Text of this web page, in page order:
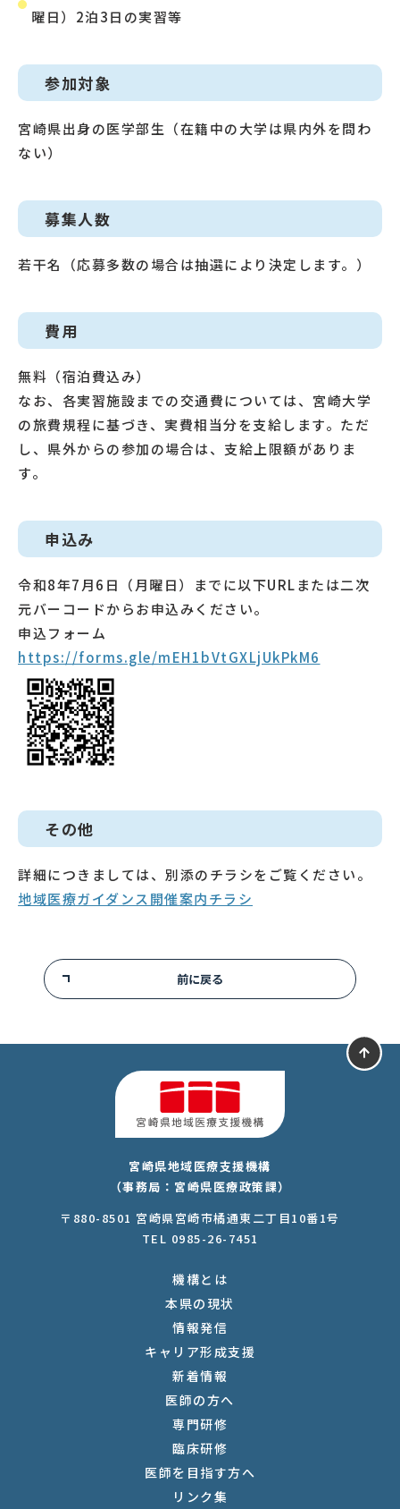
曜日）2泊3日の実習等
参加対象
宮崎県出身の医学部生（在籍中の大学は県内外を問わ
ない）
募集人数
若干名（応募多数の場合は抽選により決定します。）
費用
無料（宿泊費込み）
なお、各実習施設までの交通費については、宮崎大学
の旅費規程に基づき、実費相当分を支給します。ただ
し、県外からの参加の場合は、支給上限額がありま
す。
申込み
令和8年7月6日（月曜日）までに以下URLまたは二次
元バーコードからお申込みください。
申込フォーム
https://forms.gle/mEH1bVtGXLjUkPkM6
その他
詳細につきましては、別添のチラシをご覧ください。
地域医療ガイダンス開催案内チラシ
前に戻る
宮崎県地域医療支援機構
（事務局：宮崎県医療政策課）
〒880-8501 宮崎県宮崎市橘通東二丁目10番1号
TEL 0985-26-7451
機構とは
本県の現状
情報発信
キャリア形成支援
新着情報
医師の方へ
専門研修
臨床研修
医師を目指す方へ
リンク集